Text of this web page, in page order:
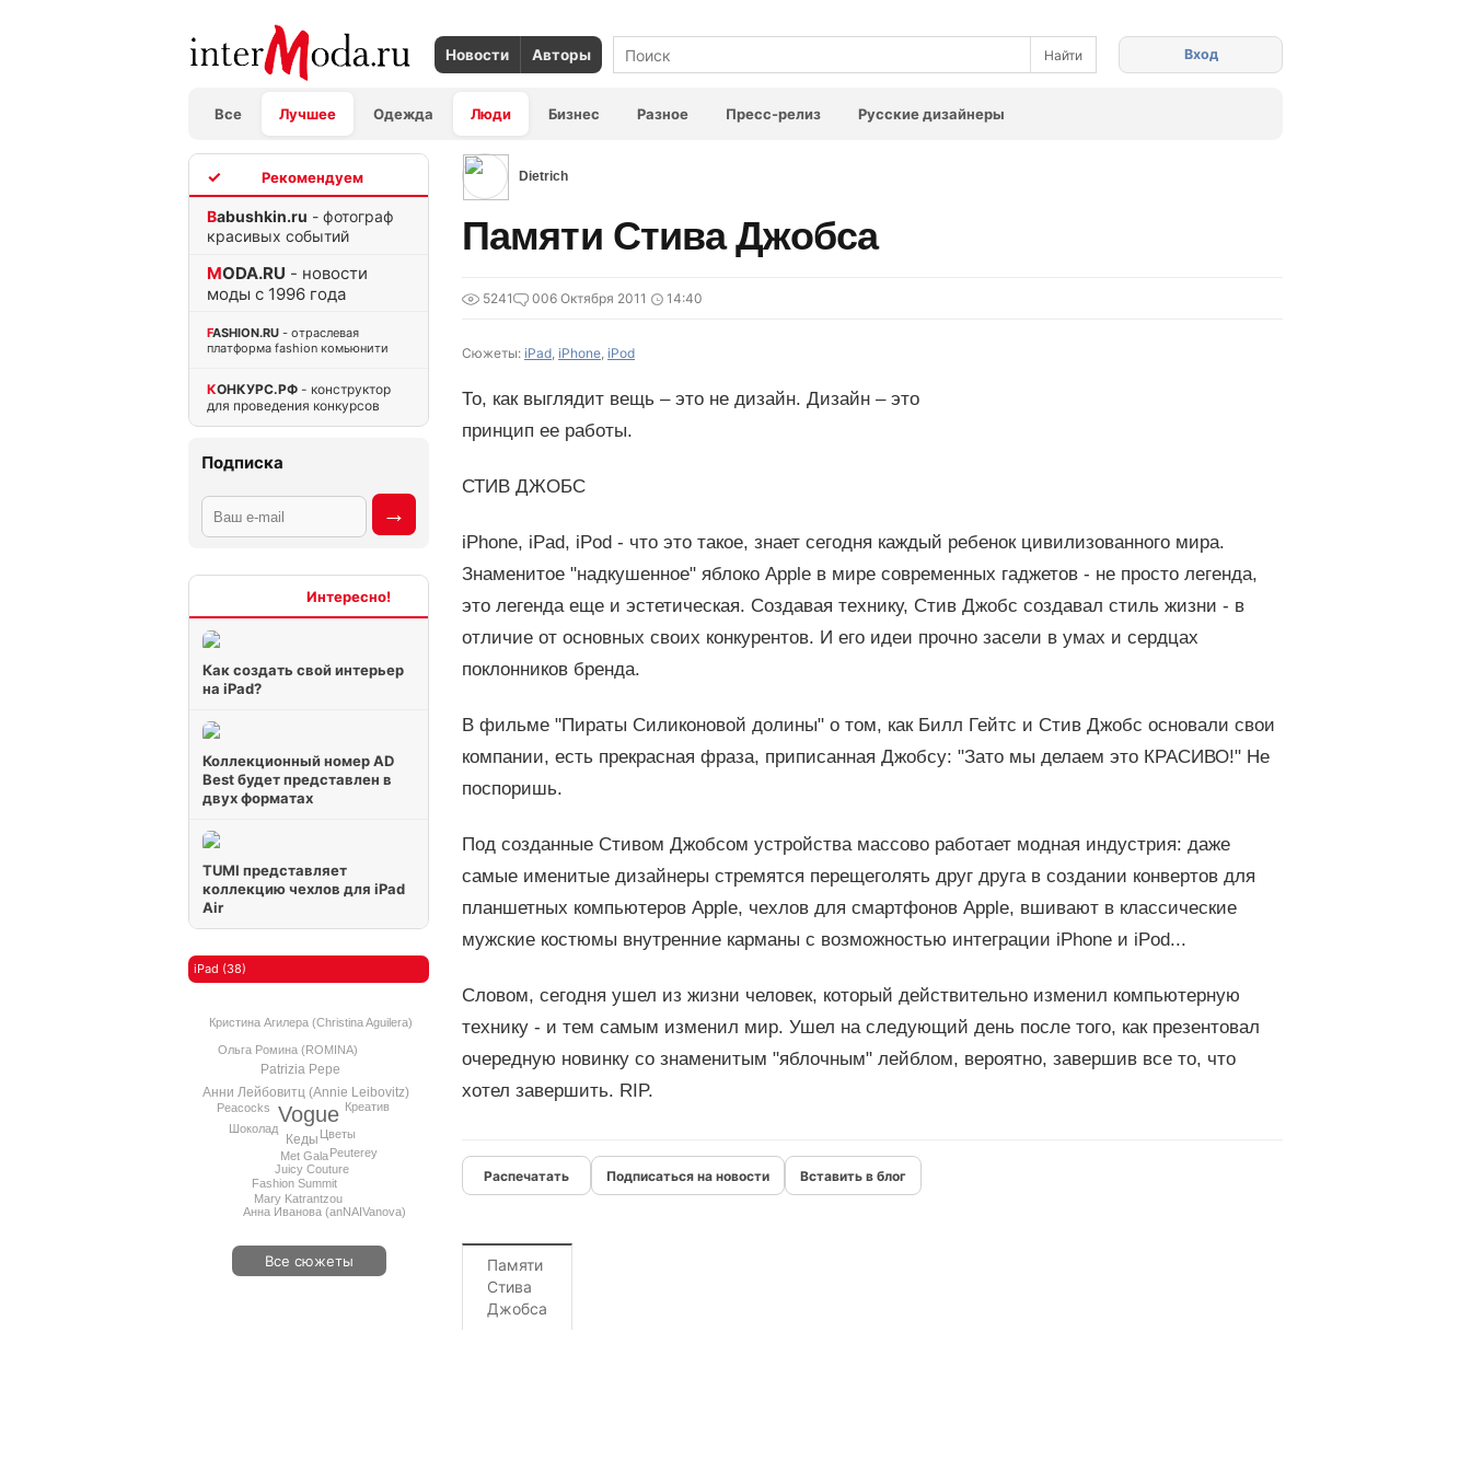
Новости Авторы
Все Лучшее Одежда Люди Бизнес Разное Пресс-релиз Русские дизайнеры
Вход
Babushkin.ru - фотограф
красивых событий
MODA.RU - новости
моды с 1996 года
FASHION.RU - отраслевая
платформа fashion комьюнити
КОНКУРС.РФ - конструктор
для проведения конкурсов
Подписка
Как создать свой интерьер
на iPad?
Коллекционный номер AD
Best будет представлен в
двух форматах
TUMI представляет
коллекцию чехлов для iPad
Air
iPad (38)
Vogue
Анни Лейбовитц (Annie Leibovitz)
Кеды
Patrizia Pepe
Met Gala
Juicy Couture
Fashion Summit
Ольга Ромина (ROMINA)
Шоколад
Mary Katrantzou
Кристина Агилера (Christina Aguilera)
Анна Иванова (anNAIVanova)
Peacocks
Цветы
Креатив
Peuterey
Все сюжеты
Dietrich
Памяти Стива Джобса
5241 006 Октября 2011 14:40
Сюжеты: iPad, iPhone, iPod
То, как выглядит вещь – это не дизайн. Дизайн – это
принцип ее работы.
СТИВ ДЖОБС
iPhone, iPad, iPod - что это такое, знает сегодня каждый ребенок цивилизованного мира.
Знаменитое "надкушенное" яблоко Apple в мире современных гаджетов - не просто легенда,
это легенда еще и эстетическая. Создавая технику, Стив Джобс создавал стиль жизни - в
отличие от основных своих конкурентов. И его идеи прочно засели в умах и сердцах
поклонников бренда.
В фильме "Пираты Силиконовой долины" о том, как Билл Гейтс и Стив Джобс основали свои
компании, есть прекрасная фраза, приписанная Джобсу: "Зато мы делаем это КРАСИВО!" Не
поспоришь.
Под созданные Стивом Джобсом устройства массово работает модная индустрия: даже
самые именитые дизайнеры стремятся перещеголять друг друга в создании конвертов для
планшетных компьютеров Apple, чехлов для смартфонов Apple, вшивают в классические
мужские костюмы внутренние карманы с возможностью интеграции iPhone и iPod...
Словом, сегодня ушел из жизни человек, который действительно изменил компьютерную
технику - и тем самым изменил мир. Ушел на следующий день после того, как презентовал
очередную новинку со знаменитым "яблочным" лейблом, вероятно, завершив все то, что
хотел завершить. RIP.
Подписаться на новости Вставить в блог
Памяти
Стива
Джобса